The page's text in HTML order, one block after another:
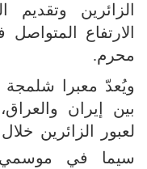
الزائرين
الارتفاع
محرم.
ويُعدّ معبرا شلمجة
بين إيران
لعبور الزائرين
سيما في موسمي